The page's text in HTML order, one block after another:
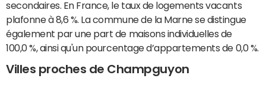
secondaires. En France, le taux de logements vacants
plafonne à 8,6 %. La commune de la Marne se distingue
également par une part de maisons individuelles de
100,0 %, ainsi qu'un pourcentage d’appartements de 0,0 %.
Villes proches de Champguyon